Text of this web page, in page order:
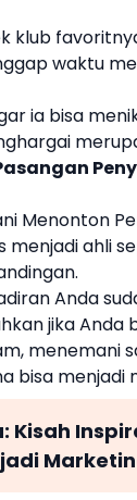
klub
waktu
ia bisa
Menonton
menjadi ahli
Anda
jika
menemani
bisa menjadi
Kisah